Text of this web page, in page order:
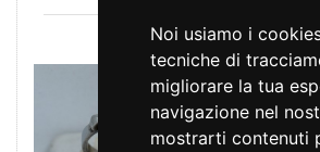
Noi usiamo i
tecniche di
migliorare la tua
navigazione nel
mostrarti contenuti